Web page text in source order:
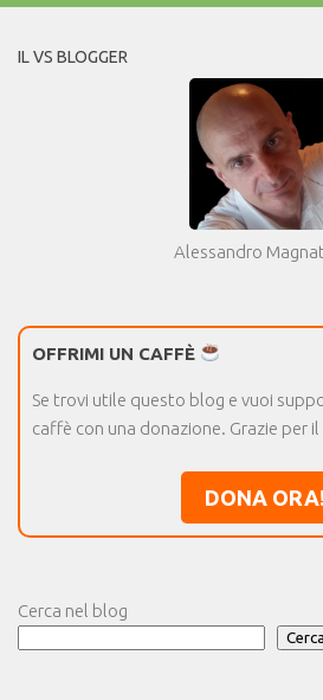
IL VS BLOGGER
Alessandro
OFFRIMI UN CAFFÈ
Se trovi utile questo blog e vuoi
caffè con una donazione. Grazie per
DONA ORA!
Cerca nel blog
Cerca